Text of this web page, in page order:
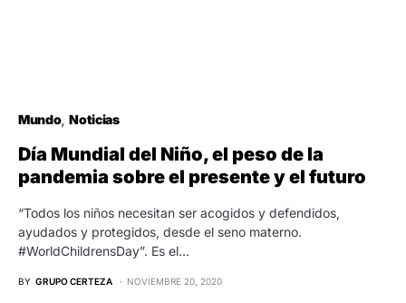
Mundo Noticias
Día Mundial del Niño, el peso de la
pandemia sobre el presente y el futuro
“Todos los niños necesitan ser acogidos y defendidos,
ayudados y protegidos, desde el seno materno.
#WorldChildrensDay”. Es el…
BY GRUPO CERTEZA NOVIEMBRE 20, 2020